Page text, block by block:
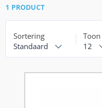
1 PRODUCT
Sortering
Standaard
Toon
12